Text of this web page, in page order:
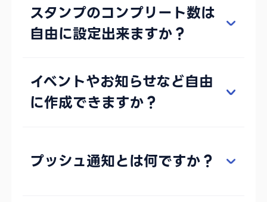
スタンプのコンプリート数は
自由に設定出来ますか？
イベントやお知らせなど自由
に作成できますか？
プッシュ通知とは何ですか？